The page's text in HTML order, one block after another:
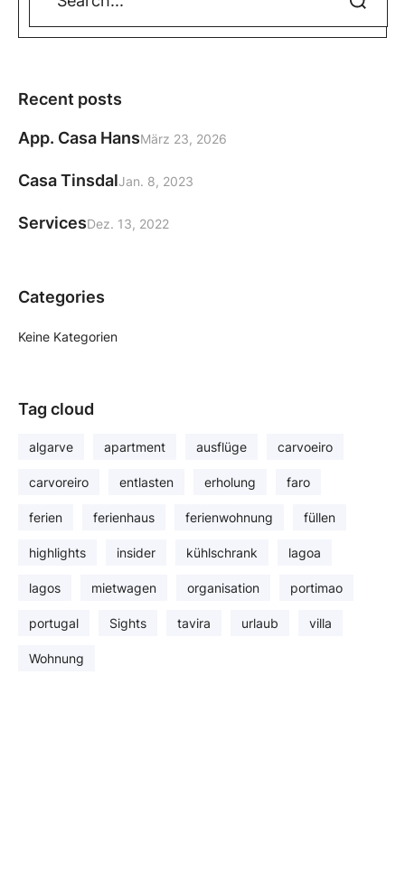
Recent posts
App. Casa HansMärz 23, 2026
Casa TinsdalJan. 8, 2023
ServicesDez. 13, 2022
Categories
Keine Kategorien
Tag cloud
algarve apartment ausflüge carvoeiro
carvoreiro entlasten erholung faro
ferien ferienhaus ferienwohnung füllen
highlights insider kühlschrank lagoa
lagos mietwagen organisation portimao
portugal Sights tavira urlaub villa
Wohnung